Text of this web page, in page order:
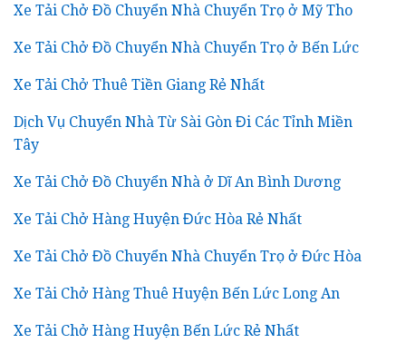
Xe Tải Chở Đồ Chuyển Nhà Chuyển Trọ ở Mỹ Tho
Xe Tải Chở Đồ Chuyển Nhà Chuyển Trọ ở Bến Lức
Xe Tải Chở Thuê Tiền Giang Rẻ Nhất
Dịch Vụ Chuyển Nhà Từ Sài Gòn Đi Các Tỉnh Miền
Tây
Xe Tải Chở Đồ Chuyển Nhà ở Dĩ An Bình Dương
Xe Tải Chở Hàng Huyện Đức Hòa Rẻ Nhất
Xe Tải Chở Đồ Chuyển Nhà Chuyển Trọ ở Đức Hòa
Xe Tải Chở Hàng Thuê Huyện Bến Lức Long An
Xe Tải Chở Hàng Huyện Bến Lức Rẻ Nhất